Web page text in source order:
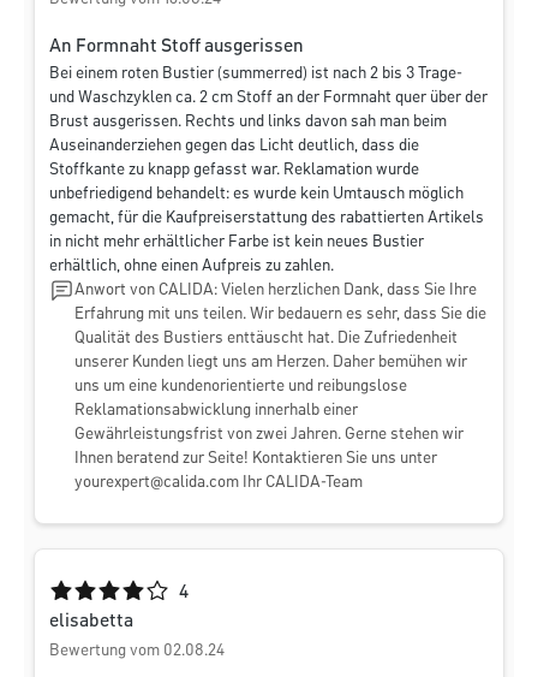
An Formnaht Stoff ausgerissen
Bei einem roten Bustier (summerred) ist nach 2 bis 3 Trage-
und Waschzyklen ca. 2 cm Stoff an der Formnaht quer über der
Brust ausgerissen. Rechts und links davon sah man beim
Auseinanderziehen gegen das Licht deutlich, dass die
Stoffkante zu knapp gefasst war. Reklamation wurde
unbefriedigend behandelt: es wurde kein Umtausch möglich
gemacht, für die Kaufpreiserstattung des rabattierten Artikels
in nicht mehr erhältlicher Farbe ist kein neues Bustier
erhältlich, ohne einen Aufpreis zu zahlen.
Anwort von CALIDA: Vielen herzlichen Dank, dass Sie Ihre
Erfahrung mit uns teilen. Wir bedauern es sehr, dass Sie die
Qualität des Bustiers enttäuscht hat. Die Zufriedenheit
unserer Kunden liegt uns am Herzen. Daher bemühen wir
uns um eine kundenorientierte und reibungslose
Reklamationsabwicklung innerhalb einer
Gewährleistungsfrist von zwei Jahren. Gerne stehen wir
Ihnen beratend zur Seite! Kontaktieren Sie uns unter
yourexpert@calida.com Ihr CALIDA-Team
Durchschnittliche Bewertung von 4 von 5 Sternen
4
elisabetta
Bewertung vom 02.08.24